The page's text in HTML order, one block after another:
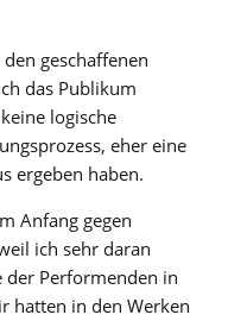
geschaffenen
das Publikum
logische
eher eine
ergeben haben.
Anfang gegen
ich sehr daran
der Performenden in
hatten in den Werken